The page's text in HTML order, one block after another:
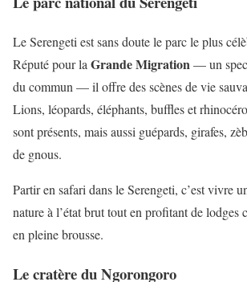
Le Serengeti est sans doute le parc le plus
Réputé pour la Grande Migration— un
du commun — il offre des scènes de vie
Lions, léopards, éléphants, buffles et
sont présents, mais aussi guépards, girafes,
de gnous.
Partir en safari dans le Serengeti, c’est vivre
nature à l’état brut tout en profitant de lodges
en pleine brousse.
Le cratère du Ngorongoro